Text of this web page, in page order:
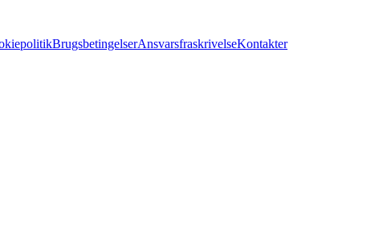
BrugsbetingelserAnsvarsfraskrivelseKontakter